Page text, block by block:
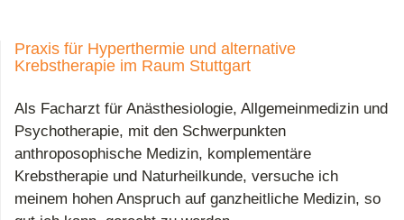
Praxis für Hyperthermie und alternative
Krebstherapie im Raum Stuttgart
Als Facharzt für Anästhesiologie, Allgemeinmedizin und
Psychotherapie, mit den Schwerpunkten
anthroposophische Medizin, komplementäre
Krebstherapie und Naturheilkunde, versuche ich
meinem hohen Anspruch auf ganzheitliche Medizin, so